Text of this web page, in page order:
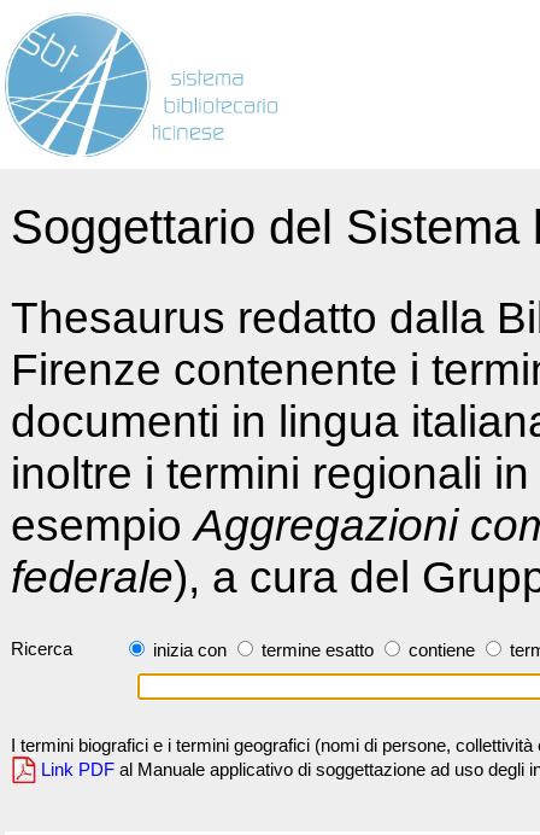
Soggettario del
Thesaurus redatto dalla
Firenze contenente i
documenti in lingua
inoltre i termini regionali
esempioAggregazioni
federale), a cura del
Ricerca inizia con termine esatto contiene
I termini biografici e i termini geografici (nomi di persone,
Link PDF al Manuale applicativo di soggettazione ad uso degli